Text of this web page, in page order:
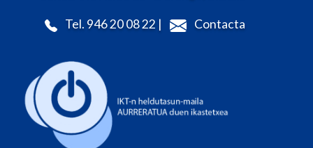
Tel. 946 20 08 22 | Contacta